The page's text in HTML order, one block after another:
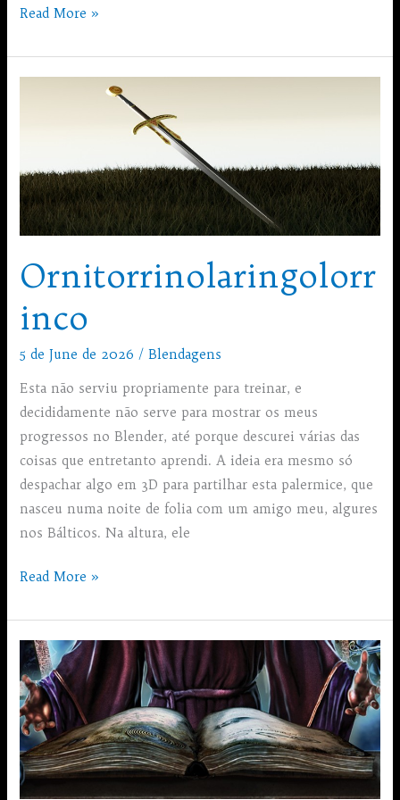
Opet
putu
Read More »
Ornitorrinolaringolorr
inco
5 de June de 2026 /Blendagens
Esta não serviu propriamente para treinar, e
decididamente não serve para mostrar os meus
progressos no Blender, até porque descurei várias das
coisas que entretanto aprendi. A ideia era mesmo só
despachar algo em 3D para partilhar esta palermice, que
nasceu numa noite de folia com um amigo meu, algures
nos Bálticos. Na altura, ele
Ornitorrinolaringolorrinco
Read More »